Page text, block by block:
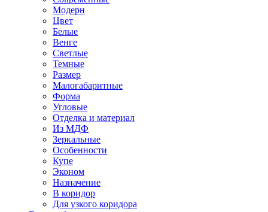
Модерн
Цвет
Белые
Венге
Светлые
Темные
Размер
Малогабаритные
Форма
Угловые
Отделка и материал
Из МДФ
Зеркальные
Особенности
Купе
Эконом
Назначение
В коридор
Для узкого коридора